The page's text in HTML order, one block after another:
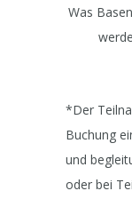
Was
*Der
Buchung
und
oder bei